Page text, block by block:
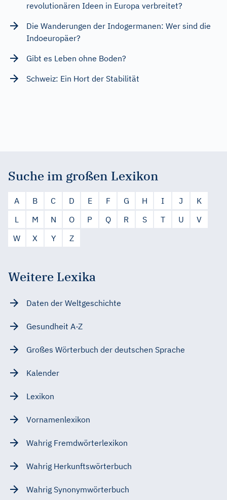
revolutionären Ideen in Europa verbreitet?
Die Wanderungen der Indogermanen: Wer sind die
Indoeuropäer?
Gibt es Leben ohne Boden?
Schweiz: Ein Hort der Stabilität
Suche im großen Lexikon
A B C D E F G H I J
K
L
M N O P Q R S T U
V
W
X Y Z
Weitere Lexika
Daten der Weltgeschichte
Gesundheit A-Z
Großes Wörterbuch der deutschen Sprache
Kalender
Lexikon
Vornamenlexikon
Wahrig Fremdwörterlexikon
Wahrig Herkunftswörterbuch
Wahrig Synonymwörterbuch